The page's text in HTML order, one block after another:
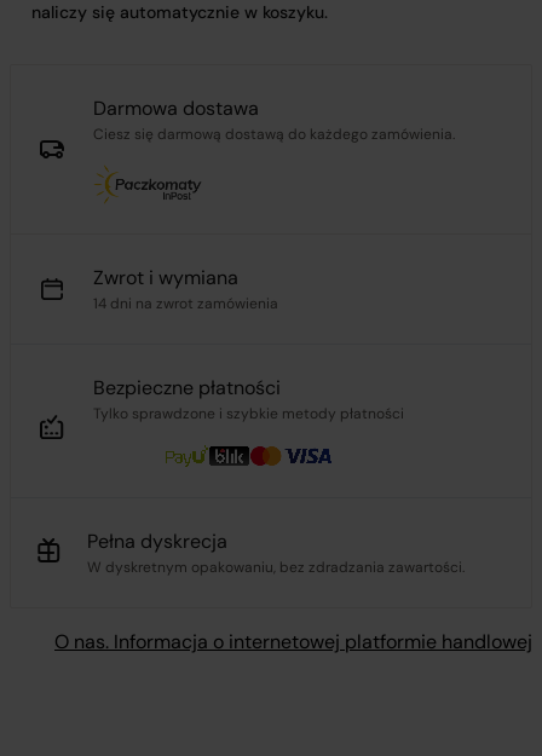
naliczy się automatycznie w koszyku.
Darmowa dostawa
Ciesz się darmową dostawą do każdego zamówienia.
Zwrot i wymiana
14 dni na zwrot zamówienia
Bezpieczne płatności
Tylko sprawdzone i szybkie metody płatności
Pełna dyskrecja
W dyskretnym opakowaniu, bez zdradzania zawartości.
O nas. Informacja o internetowej platformie handlowej